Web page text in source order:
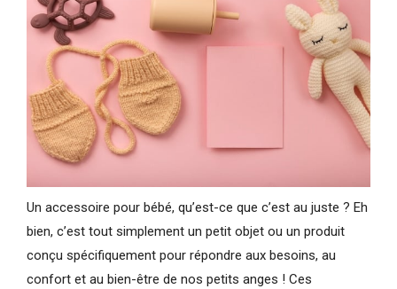
Un accessoire pour bébé, qu’est-ce que c’est au juste ? Eh
bien, c’est tout simplement un petit objet ou un produit
conçu spécifiquement pour répondre aux besoins, au
confort et au bien-être de nos petits anges ! Ces